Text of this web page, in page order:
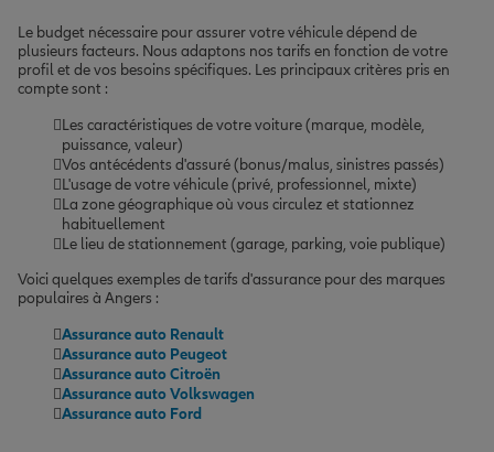
Le budget nécessaire pour assurer votre véhicule dépend de
plusieurs facteurs. Nous adaptons nos tarifs en fonction de votre
profil et de vos besoins spécifiques. Les principaux critères pris en
compte sont :
Les caractéristiques de votre voiture (marque, modèle,
puissance, valeur)
Vos antécédents d'assuré (bonus/malus, sinistres passés)
L'usage de votre véhicule (privé, professionnel, mixte)
La zone géographique où vous circulez et stationnez
habituellement
Le lieu de stationnement (garage, parking, voie publique)
Voici quelques exemples de tarifs d'assurance pour des marques
populaires à Angers :
Assurance auto Renault
Assurance auto Peugeot
Assurance auto Citroën
Assurance auto Volkswagen
Assurance auto Ford